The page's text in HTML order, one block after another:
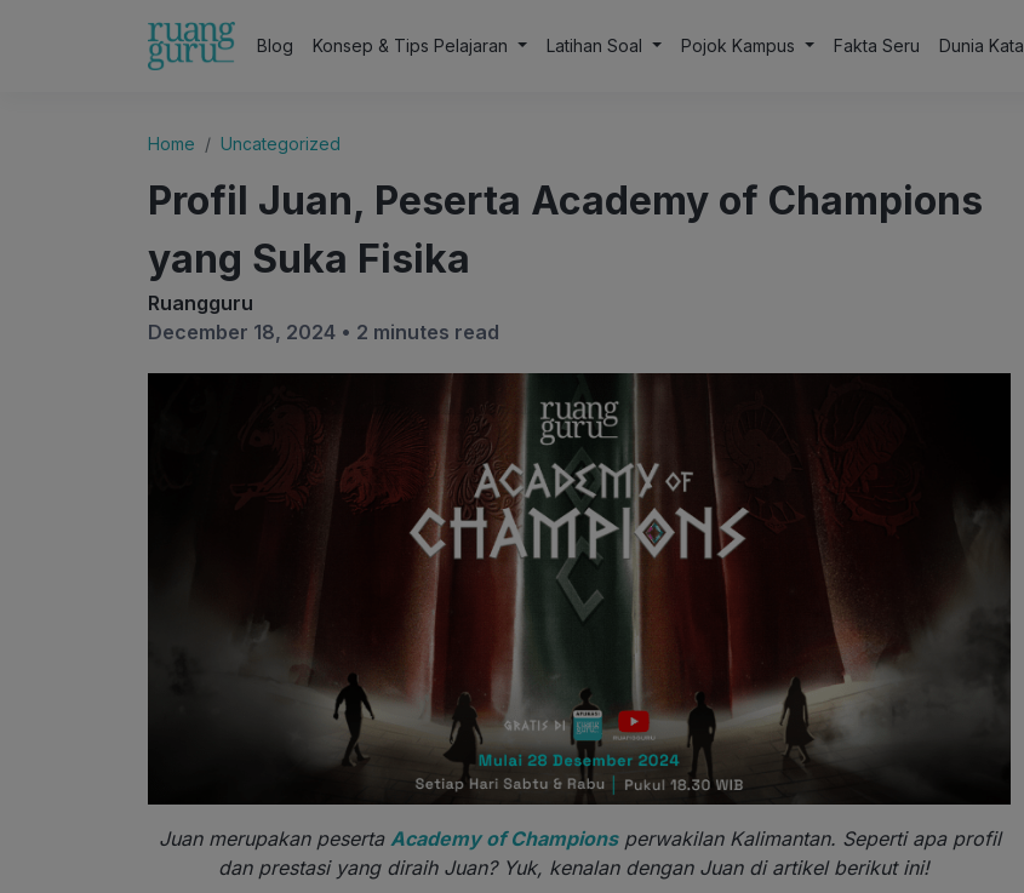
Blog Konsep & Tips Pelajaran Latihan Soal Pojok Kampus Fakta Seru Dunia Kata
Home Uncategorized
Profil Juan, Peserta Academy of Champions
yang Suka Fisika
Ruangguru
December 18, 2024 • 2 minutes read
Juan merupakan peserta Academy of Championsperwakilan Kalimantan. Seperti apa profil
dan prestasi yang diraih Juan? Yuk, kenalan dengan Juan di artikel berikut ini!